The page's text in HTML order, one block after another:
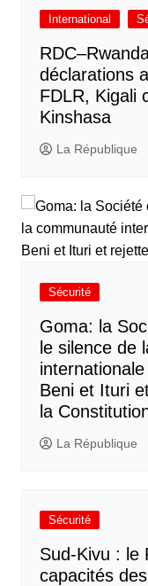
International
déclarations
FDLR, Kigali
Kinshasa
La République
Sécurité
Goma: la
le silence de
Beni et Ituri
la
La République
Sécurité
Sud-Kivu : le
capacités